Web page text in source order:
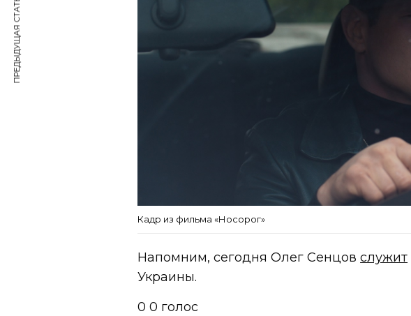
Кадр из фильма «Носорог»
Напомним, сегодня Олег Сенцовслужит
Украины.
0 0 голос
ПРЕДЫДУЩАЯ СТАТЬЯ